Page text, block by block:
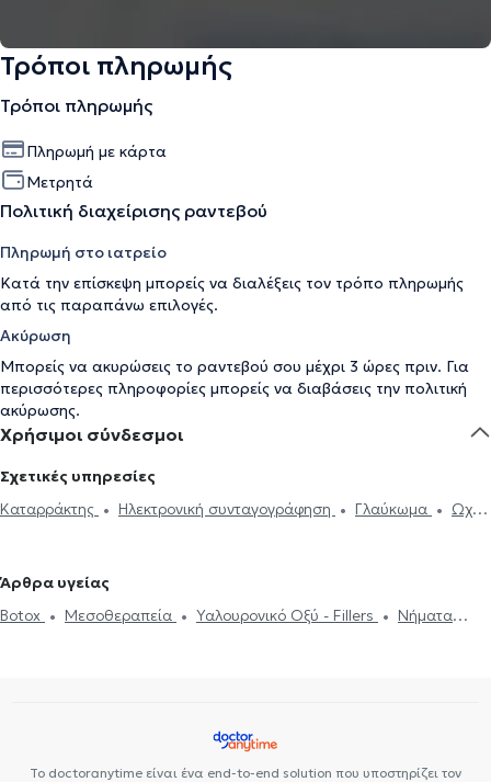
Τρόποι πληρωμής
Τρόποι πληρωμής
Πληρωμή με κάρτα
Μετρητά
Πολιτική διαχείρισης ραντεβού
Πληρωμή στο ιατρείο
Κατά την επίσκεψη μπορείς να διαλέξεις τον τρόπο πληρωμής
από τις παραπάνω επιλογές.
Ακύρωση
Μπορείς να ακυρώσεις το ραντεβού σου μέχρι 3 ώρες πριν. Για
περισσότερες πληροφορίες μπορείς να διαβάσεις την πολιτική
ακύρωσης.
Χρήσιμοι σύνδεσμοι
Σχετικές υπηρεσίες
Καταρράκτης
Ηλεκτρονική συνταγογράφηση Γλαύκωμα
Ωχρά
Χαλάζιο
Κερατόκωνος
υγείας για εργασία
Botox Μεσοθεραπεία
Υαλουρονικό Οξύ -
Άρθρα υγείας
Botox
Μεσοθεραπεία Υαλουρονικό Οξύ - Fillers
Νήματα
Το doctoranytime είναι ένα end-to-end solution που υποστηρίζει τον